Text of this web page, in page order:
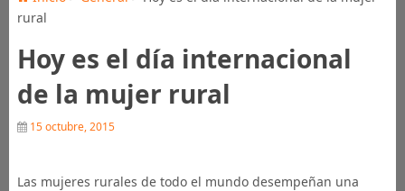
rural
Hoy es el día internacional
de la mujer rural
15 octubre, 2015
Las mujeres rurales de todo el mundo desempeñan una